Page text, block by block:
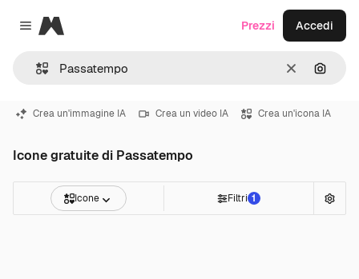
Close menu
Magnific
CancellaCerca
Prezzi Accedi
Crea un'immagine IA Crea un video IA Crea un'icona IA
Icone gratuite di Passatempo
Icone Filtri 1